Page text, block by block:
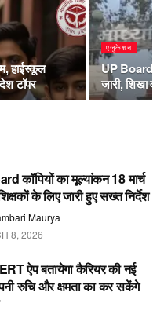
हाईस्कूल
टॉपर
एजुकेशन
UP Board:
जारी, शिखा
कॉपियों का मूल्यांकन 18 मार्च
के लिए जारी हुए सख्त निर्देश
Maurya
8, 2026
ऐप बतायेगा कैरियर की नई
रुचि और क्षमता का कर सकेंगे